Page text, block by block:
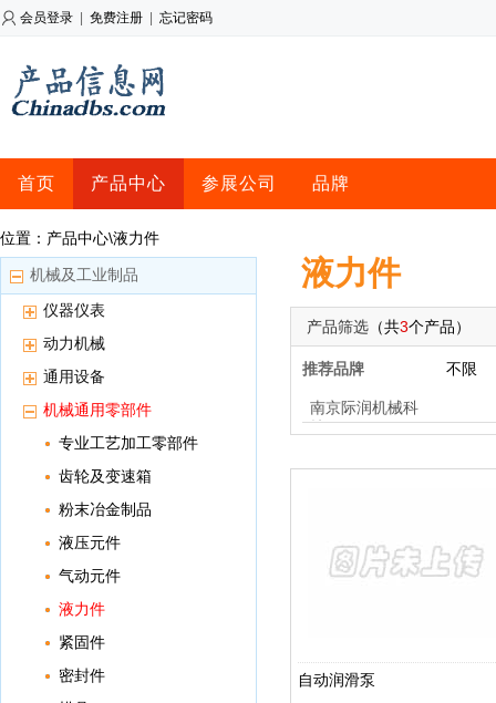
会员登录 免费注册 忘记密码
首页 产品中心 参展公司 品牌
位置：产品中心\液力件
机械及工业制品
仪器仪表
动力机械
通用设备
机械通用零部件
专业工艺加工零部件
齿轮及变速箱
粉末冶金制品
液压元件
气动元件
液力件
紧固件
密封件
液力件
产品筛选 （共3个产品）
推荐品牌 不限
南京际润机械科
技
自动润滑泵